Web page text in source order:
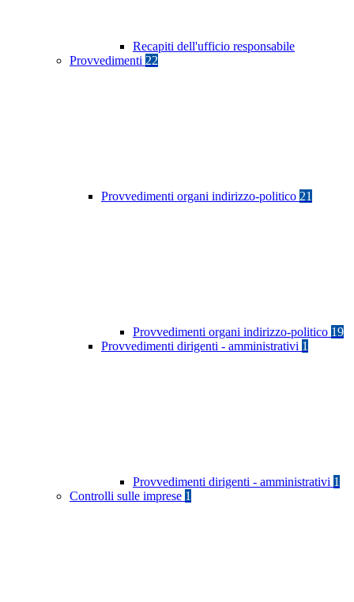
Recapiti dell'ufficio responsabile
Provvedimenti 22
Provvedimenti organi indirizzo-politico 21
Provvedimenti organi indirizzo-politico 19
Provvedimenti dirigenti - amministrativi 1
Provvedimenti dirigenti - amministrativi 1
Controlli sulle imprese 1